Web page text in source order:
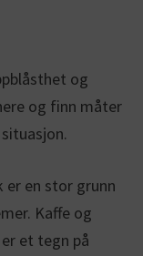
og
og finn måter
en stor grunn
Kaffe og
et tegn på